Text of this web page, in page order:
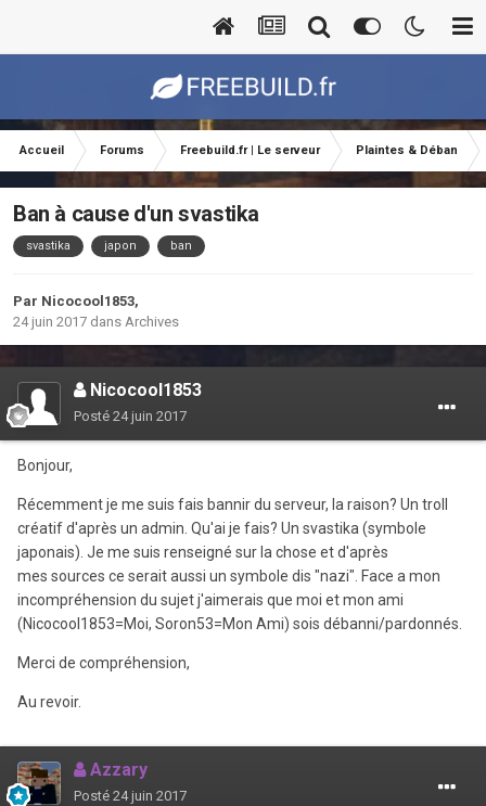
Accueil Forums Freebuild.fr | Le serveur Plaintes & Déban
Ban à cause d'un svastika
svastika japon ban
Par Nicocool1853,
24 juin 2017 dans Archives
Nicocool1853
Posté 24 juin 2017
Bonjour,
Récemment je me suis fais bannir du serveur, la raison? Un troll
créatif d'après un admin. Qu'ai je fais? Un svastika (symbole
japonais). Je me suis renseigné sur la chose et d'après
mes sources ce serait aussi un symbole dis "nazi". Face a mon
incompréhension du sujet j'aimerais que moi et mon ami
(Nicocool1853=Moi, Soron53=Mon Ami) sois débanni/pardonnés.
Merci de compréhension,
Au revoir.
Azzary
Posté 24 juin 2017